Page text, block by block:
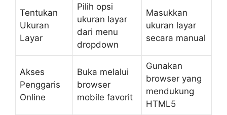
Tentukan
Ukuran
Layar
Pilih opsi
ukuran layar
dari menu
dropdown
Masukkan
ukuran layar
secara manual
Akses
Penggaris
Online
Buka melalui
browser
mobile favorit
Gunakan
browser yang
mendukung
HTML5